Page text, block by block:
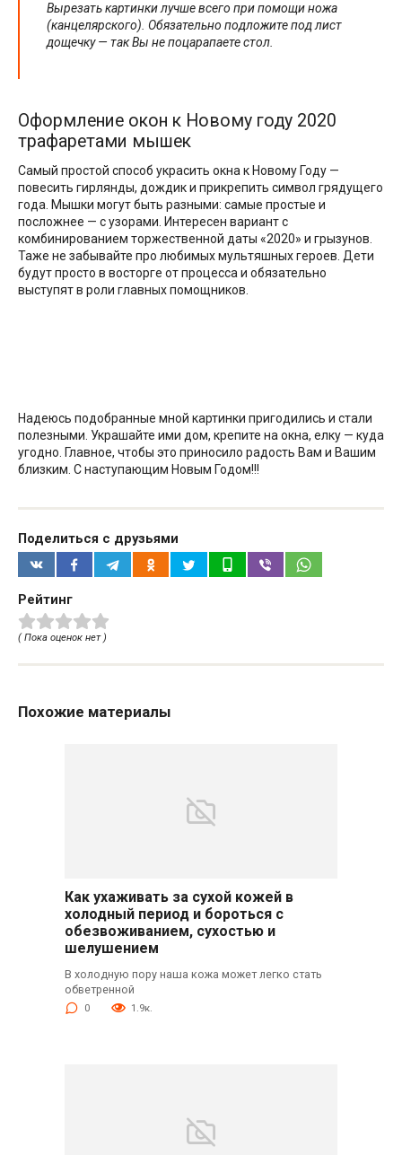
Вырезать картинки лучше всего при помощи ножа
(канцелярского). Обязательно подложите под лист
дощечку — так Вы не поцарапаете стол.
Оформление окон к Новому году 2020
трафаретами мышек
Самый простой способ украсить окна к Новому Году —
повесить гирлянды, дождик и прикрепить символ грядущего
года. Мышки могут быть разными: самые простые и
посложнее — с узорами. Интересен вариант с
комбинированием торжественной даты «2020» и грызунов.
Таже не забывайте про любимых мультяшных героев. Дети
будут просто в восторге от процесса и обязательно
выступят в роли главных помощников.
Надеюсь подобранные мной картинки пригодились и стали
полезными. Украшайте ими дом, крепите на окна, елку — куда
угодно. Главное, чтобы это приносило радость Вам и Вашим
близким. С наступающим Новым Годом!!!
Поделиться с друзьями
Рейтинг
( Пока оценок нет )
Похожие материалы
Как ухаживать за сухой кожей в
холодный период и бороться с
обезвоживанием, сухостью и
шелушением
В холодную пору наша кожа может легко стать
обветренной
0 1.9к.